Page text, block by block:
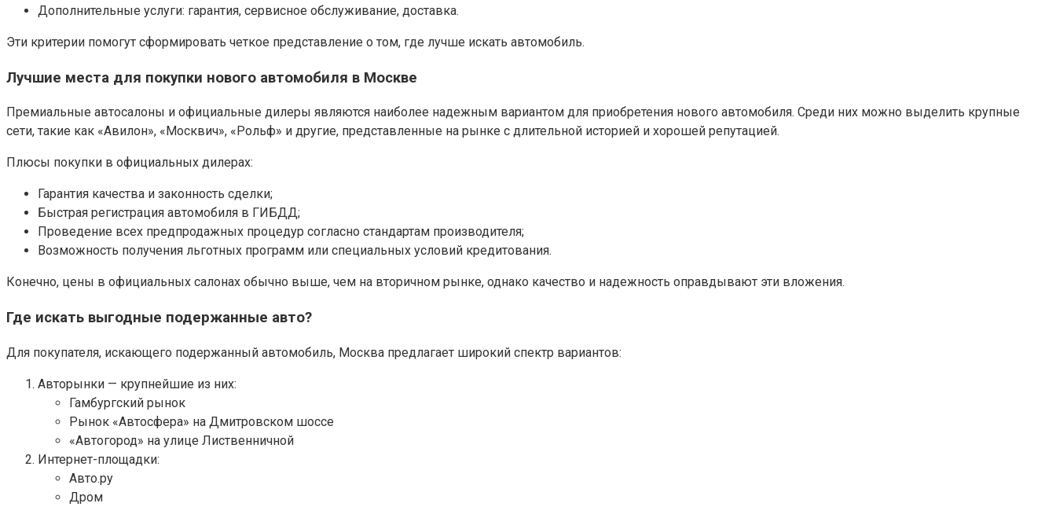
Дополнительные услуги: гарантия, сервисное обслуживание, доставка.
Эти критерии помогут сформировать четкое представление о том, где лучше искать автомобиль.
Лучшие места для покупки нового автомобиля в Москве
Премиальные автосалоны и официальные дилеры являются наиболее надежным вариантом для приобретения нового автомобиля. Среди них можно выделить крупные
сети, такие как «Авилон», «Москвич», «Рольф» и другие, представленные на рынке с длительной историей и хорошей репутацией.
Плюсы покупки в официальных дилерах:
Гарантия качества и законность сделки;
Быстрая регистрация автомобиля в ГИБДД;
Проведение всех предпродажных процедур согласно стандартам производителя;
Возможность получения льготных программ или специальных условий кредитования.
Конечно, цены в официальных салонах обычно выше, чем на вторичном рынке, однако качество и надежность оправдывают эти вложения.
Где искать выгодные подержанные авто?
Для покупателя, искающего подержанный автомобиль, Москва предлагает широкий спектр вариантов:
Авторынки — крупнейшие из них:
Гамбургский рынок
Рынок «Автосфера» на Дмитровском шоссе
«Автогород» на улице Лиственничной
Интернет-площадки:
Авто.ру
Дром